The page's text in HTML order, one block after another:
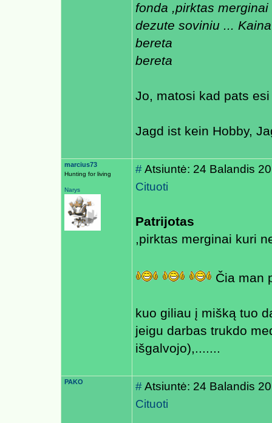
fonda ,pirktas
dezute soviniu ...
bereta
bereta
Jo, matosi kad pats
Jagd ist kein Hobby,
marcius73
Hunting for living
Narys
#Atsiuntė: 24 Balandis
Cituoti
Patrijotas
,pirktas merginai kuri
Čia man
kuo giliau į mišką tuo
jeigu darbas trukdo
išgalvojo),.......
PAKO #Atsiuntė: 24 Balandis
Cituoti